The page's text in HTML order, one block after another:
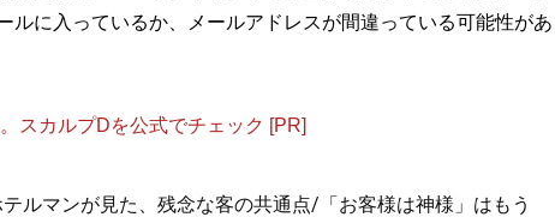
に入っているか、メールアドレスが間違っている可能性があ
スカルプDを公式でチェック [PR]
ルマンが見た、残念な客の共通点/「お客様は神様」はもう